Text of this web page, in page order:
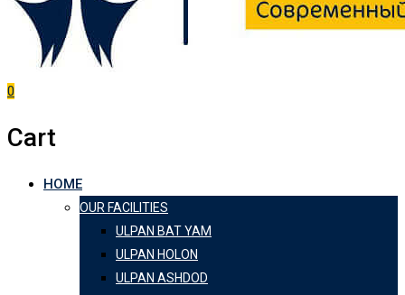
0
Cart
HOME
OUR FACILITIES
ULPAN BAT YAM
ULPAN HOLON
ULPAN ASHDOD